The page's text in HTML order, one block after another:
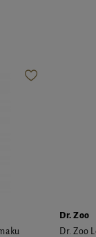
Dr. Zoo
Dr. Zoo